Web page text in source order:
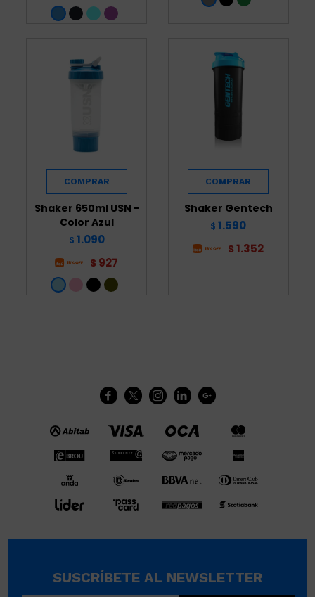
Shaker 650ml USN -
Color Azul
$ 1.090
$ 927
Shaker Gentech
$ 1.590
$ 1.352
    
SUSCRÍBETE AL NEWSLETTER